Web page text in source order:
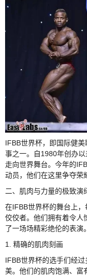
IFBB世界杯，即国际健
事之一。自1980年创办
走向世界舞台。今年的
动员，他们在这里争夺荣
二、肌肉与力量的极致演
在IFBB世界杯的舞台上
佼佼者。他们拥有着令人
了一场场精彩绝伦的表演。
1. 精确的肌肉刻画
IFBB世界杯的选手们经
美。他们的肌肉饱满、富